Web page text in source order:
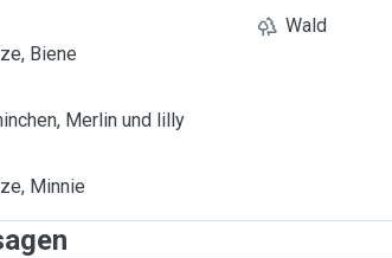
Biene
Merlin und lilly
Minnie
Wald